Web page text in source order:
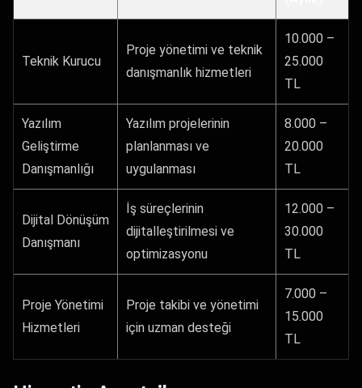
Teknik Kurucu
Proje yönetimi ve teknik
danışmanlık hizmetleri
10.000 –
25.000
TL
Yazılım
Geliştirme
Danışmanlığı
Yazılım projelerinin
planlanması ve
uygulanması
8.000 –
20.000
TL
Dijital Dönüşüm
Danışmanı
İş süreçlerinin
dijitalleştirilmesi ve
optimizasyonu
12.000 –
30.000
TL
Proje Yönetimi
Hizmetleri
Proje takibi ve yönetimi
için uzman desteği
7.000 –
15.000
TL